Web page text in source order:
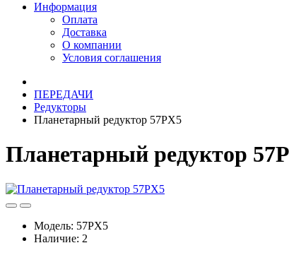
Информация
Оплата
Доставка
О компании
Условия соглашения
ПЕРЕДАЧИ
Редукторы
Планетарный редуктор 57PX5
Планетарный редуктор
Модель: 57PX5
Наличие: 2